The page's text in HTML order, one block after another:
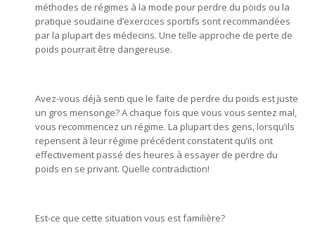
méthodes de régimes à la mode pour perdre du poids ou la
pratique soudaine d’exercices sportifs sont recommandées
par la plupart des médecins. Une telle approche de perte de
poids pourrait être dangereuse.
Avez-vous déjà senti que le faite de perdre du poids est juste
un gros mensonge? A chaque fois que vous vous sentez mal,
vous recommencez un régime. La plupart des gens, lorsqu’ils
repensent à leur régime précédent constatent qu’ils ont
effectivement passé des heures à essayer de perdre du
poids en se privant. Quelle contradiction!
Est-ce que cette situation vous est familière?